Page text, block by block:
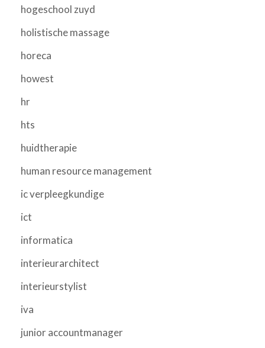
hogeschool zuyd
holistische massage
horeca
howest
hr
hts
huidtherapie
human resource management
ic verpleegkundige
ict
informatica
interieurarchitect
interieurstylist
iva
junior accountmanager